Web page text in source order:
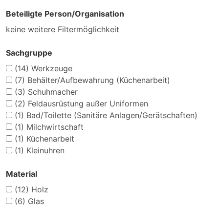
Beteiligte Person/Organisation
keine weitere Filtermöglichkeit
Sachgruppe
(14) Werkzeuge
(7) Behälter/Aufbewahrung (Küchenarbeit)
(3) Schuhmacher
(2) Feldausrüstung außer Uniformen
(1) Bad/Toilette (Sanitäre Anlagen/Gerätschaften)
(1) Milchwirtschaft
(1) Küchenarbeit
(1) Kleinuhren
Material
(12) Holz
(6) Glas